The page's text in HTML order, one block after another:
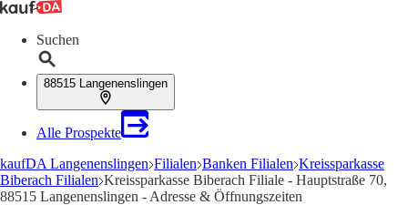
Suchen
88515 Langenenslingen
Alle Prospekte
kaufDA Langenenslingen Filialen Banken Filialen Kreissparkasse
Biberach Filialen Kreissparkasse Biberach Filiale - Hauptstraße 70,
88515 Langenenslingen - Adresse & Öffnungszeiten